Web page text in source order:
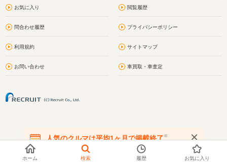
お気に入り 閲覧履歴
問合わせ履歴 プライバシーポリシー
利用規約 サイトマップ
お問い合わせ 車買取・車査定
人気のクルマは平均1ヶ月で掲載終了※
在庫が無くなる前にお問い合わせください
ホーム 検索 履歴 お気に入り